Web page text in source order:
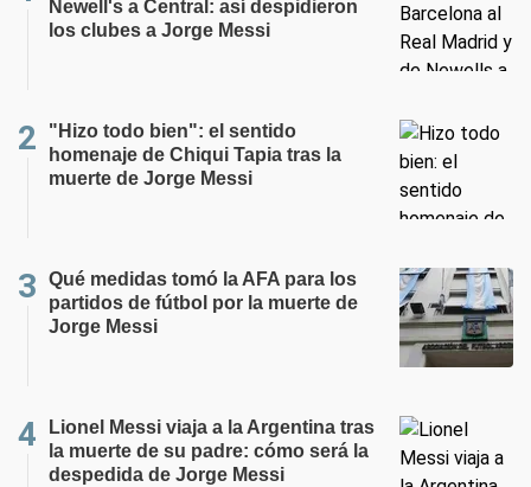
Newell's a Central: así despidieron
los clubes a Jorge Messi
"Hizo todo bien": el sentido
homenaje de Chiqui Tapia tras la
muerte de Jorge Messi
Qué medidas tomó la AFA para los
partidos de fútbol por la muerte de
Jorge Messi
Lionel Messi viaja a la Argentina tras
la muerte de su padre: cómo será la
despedida de Jorge Messi